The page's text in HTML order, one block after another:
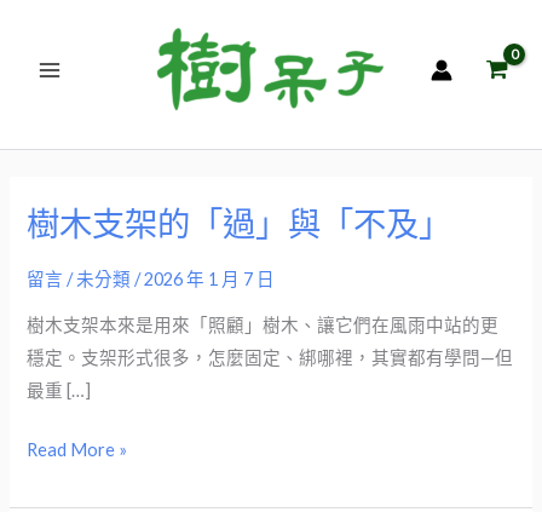
內
樹木支架的「過」與「不及」
留言 /未分類 /2026 年 1 月 7 日
樹木支架本來是用來「照顧」樹木、讓它們在風雨中站的更
穩定。支架形式很多，怎麼固定、綁哪裡，其實都有學問—但
最重 […]
樹
支
架
的
「過」
「不
Read More »